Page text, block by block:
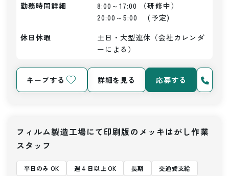
勤務時間詳細
8:00～17:00 （研修中）
20:00～5:00　 (予定)
休日休暇
土日・大型連休（会社カレンダ
ーによる）
キープする 詳細を見る 応募する
フィルム製造工場にて印刷版のメッキはがし作業
スタッフ
平日のみ OK 週 4 日以上 OK 長期 交通費支給